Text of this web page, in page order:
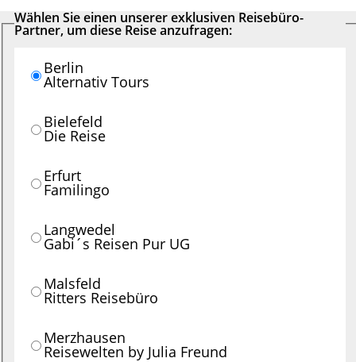
Wählen Sie einen unserer exklusiven Reisebüro-
Partner, um diese Reise anzufragen:
Berlin
Alternativ Tours
Bielefeld
Die Reise
Erfurt
Familingo
Langwedel
Gabi´s Reisen Pur UG
Malsfeld
Ritters Reisebüro
Merzhausen
Reisewelten by Julia Freund